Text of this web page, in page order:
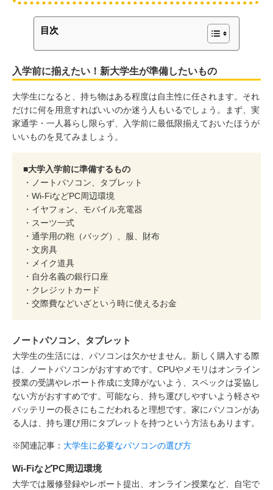
目次
入学前に揃えたい！新大学生が準備したいもの
大学生になると、持ち物はある程度は自主性に任されます。それ
だけに何を用意すればいいのか迷う人もいるでしょう。まず、実
家通学・一人暮らし限らず、入学前に最低限揃えておいたほうが
いいものを見てみましょう。
■大学入学前に準備するもの
・ノートパソコン、タブレット
・Wi-FiなどPC周辺環境
・イヤフォン、モバイル充電器
・スーツ一式
・通学用の鞄（バッグ）、服、財布
・文房具
・メイク道具
・自分名義の銀行口座
・クレジットカード
・交際費などいざという時に使えるお金
ノートパソコン、タブレット
大学生の生活には、パソコンは欠かせません。新しく購入する際
は、ノートパソコンがおすすめです。CPUやメモリはオンライン
授業の受講やレポート作成に支障がないよう、スペックは妥協し
ない方がおすすめです。可能なら、持ち運びしやすいよう軽さや
バッテリーの長さにもこだわれると理想です。家にパソコンがあ
る人は、持ち運び用にタブレットを持つという方法もあります。
※関連記事： 大学生に必要なパソコンの選び方
Wi-FiなどPC周辺環境
大学では履修登録やレポート提出、オンライン授業など、自宅で